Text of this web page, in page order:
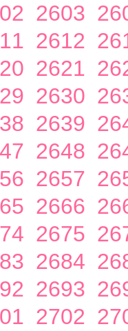
2603
2612
2621
2630
2639
2648
2657
2666
2675
2684
2693
2702